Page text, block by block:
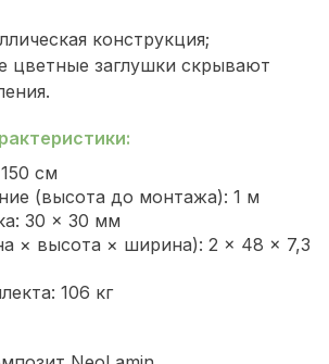
конструкция;
цветные заглушки скрывают
см
(высота до монтажа): 1 м
30 × 30 мм
× высота × ширина): 2 × 48 × 7,3
106 кг